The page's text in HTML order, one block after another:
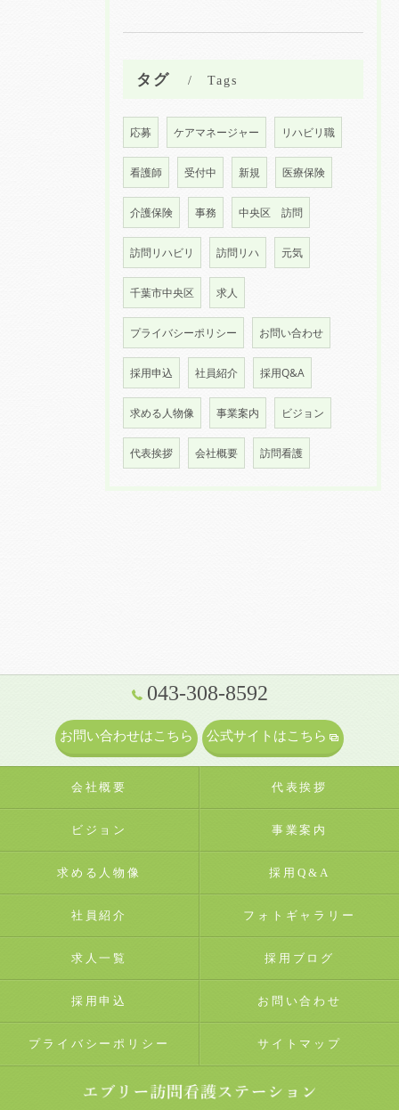
タグ Tags
応募 ケアマネージャー リハビリ職
看護師 受付中 新規 医療保険
介護保険 事務 中央区 訪問
訪問リハビリ 訪問リハ 元気
千葉市中央区 求人
プライバシーポリシー お問い合わせ
採用申込 社員紹介 採用Q&A
求める人物像 事業案内 ビジョン
代表挨拶 会社概要 訪問看護
043-308-8592
お問い合わせはこちら 公式サイトはこちら
会社概要 代表挨拶
ビジョン 事業案内
求める人物像 採用Q&A
社員紹介 フォトギャラリー
求人一覧 採用ブログ
採用申込 お問い合わせ
プライバシーポリシー サイトマップ